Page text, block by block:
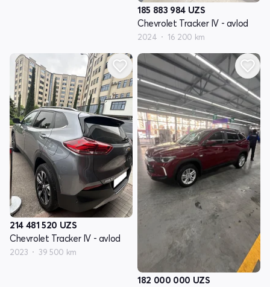
185 883 984 UZS
Chevrolet Tracker IV - avlod
2024 16 200 km
214 481 520 UZS
Chevrolet Tracker IV - avlod
2023 39 500 km
182 000 000 UZS